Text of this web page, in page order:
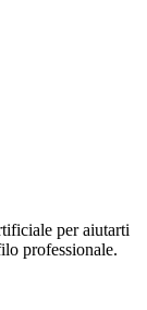
per aiutarti
professionale.